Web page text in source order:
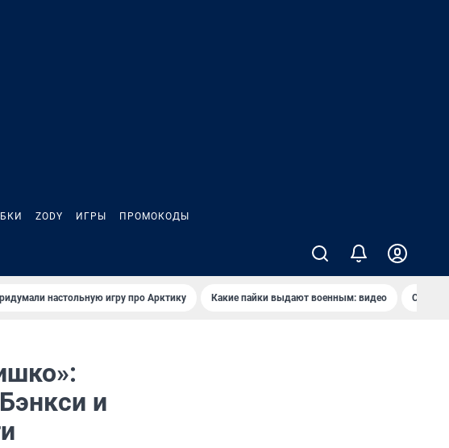
ZODY ИГРЫ ПРОМОКОДЫ
настольную игру про Арктику Какие пайки выдают военным: видео Самая
и